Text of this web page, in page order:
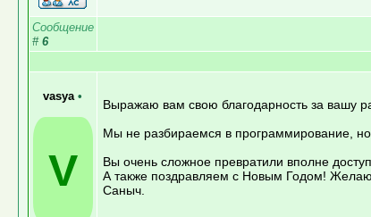
Сообщение
# 6
vasya •
V
Выражаю вам свою благодарность за вашу
Мы не разбираемся в программирование, но
Вы очень сложное превратили вполне
А также поздравляем с Новым Годом! Желаю
Саныч.